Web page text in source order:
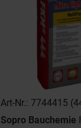
Art-Nr.: 7744415
Sopro Bauchemie